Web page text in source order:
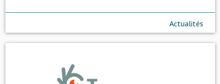
Actualités